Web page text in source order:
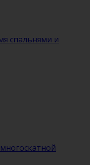
спальнями и